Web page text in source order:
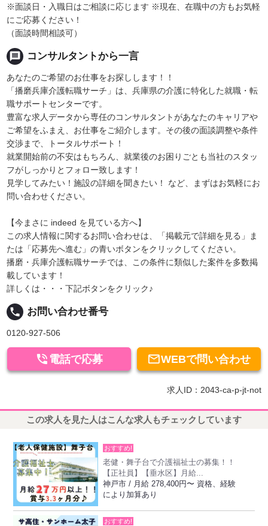
※面談日・入職日はご相談に応じます ※現在、在職中の方もお気軽
にご応募ください！
（面談時間相談可）
message コンサルタントから一言
あなたのご希望のお仕事をお探しします！！
「播磨兵庫介護転職サーチ」は、兵庫県の介護に特化した就職・転
職サポートセンターです。
豊富な求人データから専任のコンサルタントがあなたのキャリアや
ご希望をふまえ、お仕事をご紹介します。その後の面談調整や条件
交渉まで、トータルサポート！
就業開始前の不安はもちろん、就業後のお困りごとも当社のスタッ
フがしっかりとフォロー致します！
見学してみたい！施設の詳細を聞きたい！ など、まずはお気軽にお
問い合わせください。
【今まさに indeed を見ている方へ】
この求人情報に関するお問い合わせは、「掲載元で詳細を見る」ま
たは「応募先へ進む」の青いボタンをクリックしてください。
播磨・兵庫介護転職サーチでは、この条件に類似した案件を多数掲
載しています！
詳しくは・・・下記ボタンをクリック♪
local_phone お問い合わせ番号
0120-927-506
WEBで問い合わせ
 電話で応募
求人ID：2043-ca-p-jt-not
この求人を見た人はこんな求人もチェックしています
おすすめ!
老健・舞子台で介護福祉士の募集！！
【正社員】【垂水区】月給...
神戸市 / 月給 278,400円〜 資格、経験
により加算あり
おすすめ!